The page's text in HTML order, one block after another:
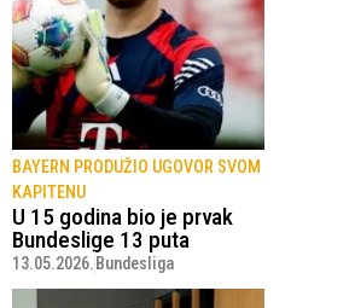
BAYERN PRODUŽIO UGOVOR SVOM
KAPITENU
U 15 godina bio je prvak
Bundeslige 13 puta
13.05.2026. Bundesliga